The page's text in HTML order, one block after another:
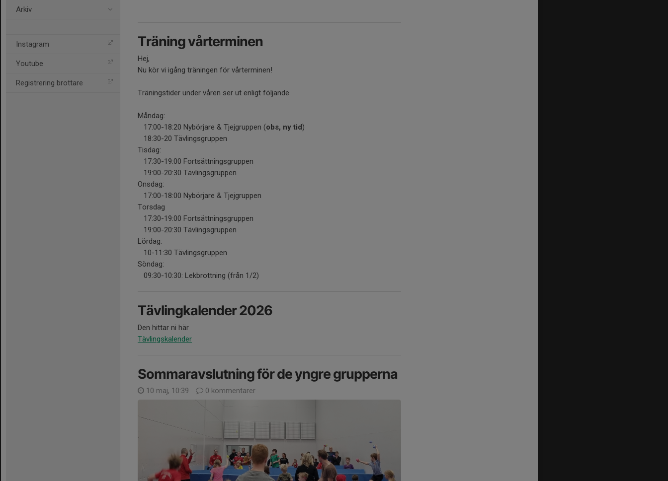
Arkiv
Instagram
Youtube
Registrering brottare
Träning vårterminen
Hej,
Nu kör vi igång träningen för vårterminen!
Träningstider under våren ser ut enligt följande
Måndag:
17:00-18:20 Nybörjare & Tjejgruppen (obs, ny tid)
18:30-20 Tävlingsgruppen
Tisdag:
17:30-19:00 Fortsättningsgruppen
19:00-20:30 Tävlingsgruppen
Onsdag:
17:00-18:00 Nybörjare & Tjejgruppen
Torsdag
17:30-19:00 Fortsättningsgruppen
19:00-20:30 Tävlingsgruppen
Lördag:
10-11:30 Tävlingsgruppen
Söndag:
09:30-10:30: Lekbrottning (från 1/2)
Tävlingkalender 2026
Den hittar ni här
Tävlingskalender
Sommaravslutning för de yngre grupperna
10 maj, 10:39 0 kommentarer